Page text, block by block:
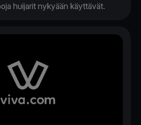
huijarit nykyään käyttävät.